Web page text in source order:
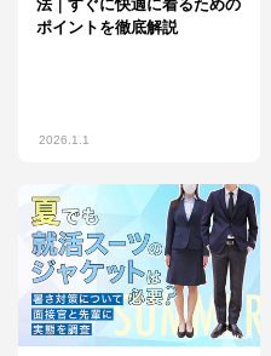
法｜すぐに快適に着るための
ポイントを徹底解説
2026.1.1